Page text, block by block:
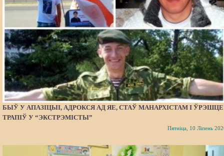
БЫЎ У АПАЗІЦЫІ, АДРОКСЯ АД ЯЕ, СТАЎ МАНАРХІСТАМ І ЎРЭШЦЕ
ТРАПІЎ У “ЭКСТРЭМІСТЫ”
Пятніца, 10 Ліпень